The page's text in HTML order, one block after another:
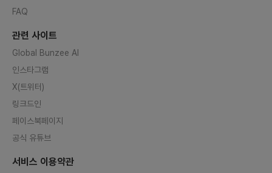
FAQ
관련 사이트
Global Bunzee AI
인스타그램
X(트위터)
링크드인
페이스북페이지
공식 유튜브
서비스 이용약관